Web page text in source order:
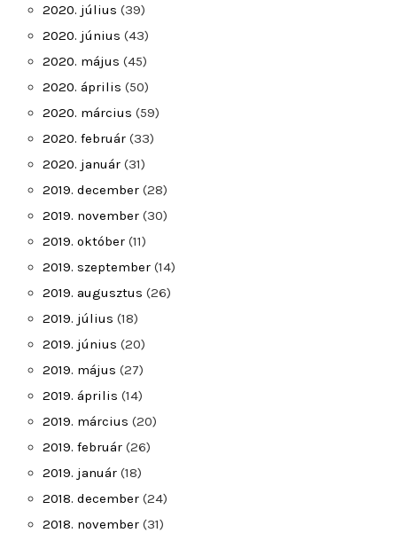
2020. július (39)
2020. június (43)
2020. május (45)
2020. április (50)
2020. március (59)
2020. február (33)
2020. január (31)
2019. december (28)
2019. november (30)
2019. október (11)
2019. szeptember (14)
2019. augusztus (26)
2019. július (18)
2019. június (20)
2019. május (27)
2019. április (14)
2019. március (20)
2019. február (26)
2019. január (18)
2018. december (24)
2018. november (31)